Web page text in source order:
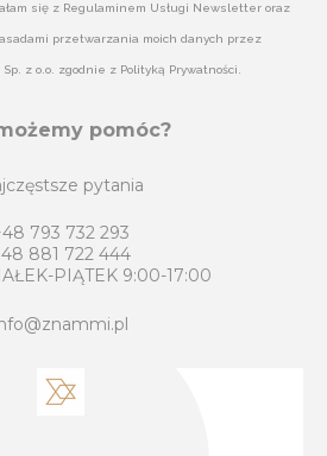
się z Regulaminem Usługi Newsletter oraz
przetwarzania moich danych przez
Sp. z o.o. zgodnie z Polityką Prywatności.
pomóc?
pytania
793 732 293
881 722 444
PIĄTEK 9:00-17:00